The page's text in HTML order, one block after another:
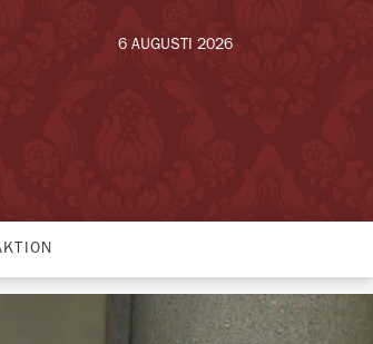
6 AUGUSTI 2026